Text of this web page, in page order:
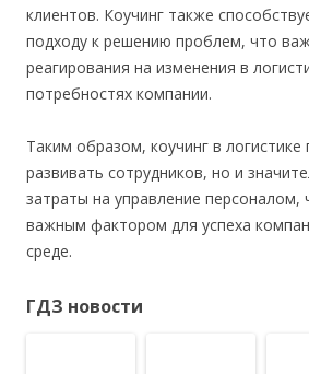
клиентов. Коучинг также
подходу к решению проблем, что
реагирования на изменения в
потребностях компании.
Таким образом, коучинг в
развивать сотрудников, но и
затраты на управление персоналом,
важным фактором для успеха
среде.
ГДЗ новости